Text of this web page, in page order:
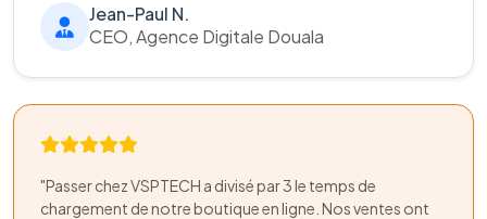
Jean-Paul N.
CEO, Agence Digitale Douala
"Passer chez VSPTECH a divisé par 3 le temps de
chargement de notre boutique en ligne. Nos ventes ont